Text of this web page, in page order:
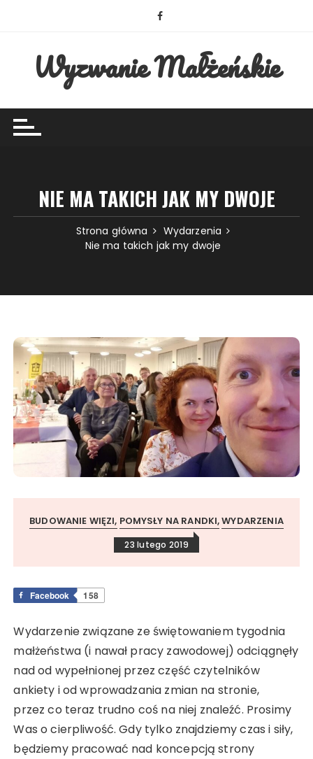
Wyzwanie Małżeńskie
NIE MA TAKICH JAK MY DWOJE
Strona główna
Wydarzenia
Nie ma takich jak my dwoje
BUDOWANIE WIĘZI POMYSŁY NA RANDKI WYDARZENIA
23 lutego 2019
Facebook 158
Wydarzenie związane ze świętowaniem tygodnia
małżeństwa (i nawał pracy zawodowej) odciągnęły
nad od wypełnionej przez część czytelników
ankiety i od wprowadzania zmian na stronie,
przez co teraz trudno coś na niej znaleźć. Prosimy
Was o cierpliwość. Gdy tylko znajdziemy czas i siły,
będziemy pracować nad koncepcją strony